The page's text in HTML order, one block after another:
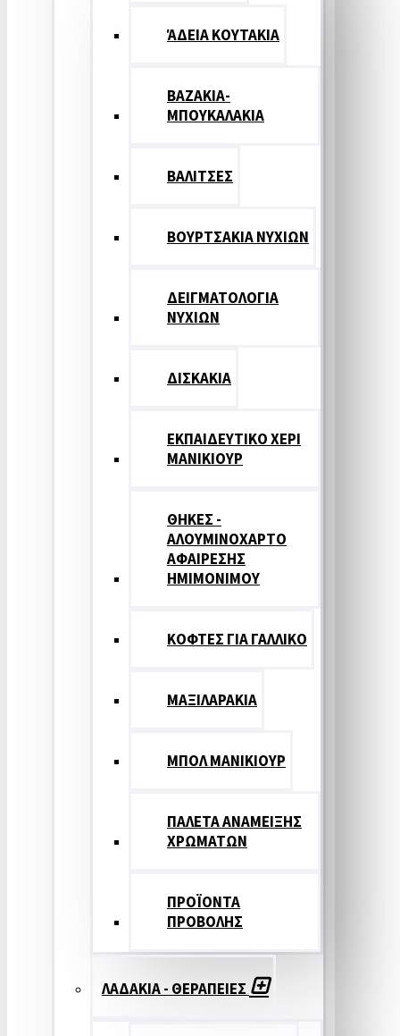
ΆΔΕΙΑ ΚΟΥΤΑΚΙΑ
ΒΑΖΑΚΙΑ-
ΜΠΟΥΚΑΛΑΚΙΑ
ΒΑΛΙΤΣΕΣ
ΒΟΥΡΤΣΑΚΙΑ ΝΥΧΙΩΝ
ΔΕΙΓΜΑΤΟΛΟΓΙΑ
ΝΥΧΙΩΝ
ΔΙΣΚΑΚΙΑ
ΕΚΠΑΙΔΕΥΤΙΚΟ ΧΕΡΙ
ΜΑΝΙΚΙΟΥΡ
ΘΗΚΕΣ -
ΑΛΟΥΜΙΝΟΧΑΡΤΟ
ΑΦΑΙΡΕΣΗΣ
ΗΜΙΜΟΝΙΜΟΥ
ΚΟΦΤΕΣ ΓΙΑ ΓΑΛΛΙΚΟ
ΜΑΞΙΛΑΡΑΚΙΑ
ΜΠΟΛ ΜΑΝΙΚΙΟΥΡ
ΠΑΛΕΤΑ ΑΝΑΜΕΙΞΗΣ
ΧΡΩΜΑΤΩΝ
ΠΡΟΪΟΝΤΑ
ΠΡΟΒΟΛΗΣ
ΛΑΔΑΚΙΑ - ΘΕΡΑΠΕΙΕΣ